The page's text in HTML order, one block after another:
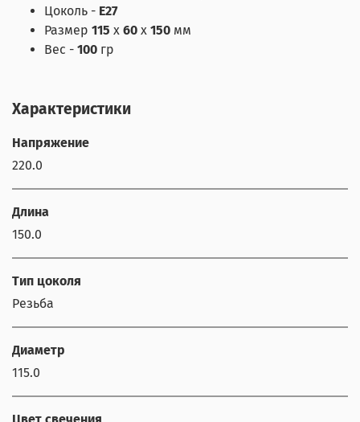
Цоколь - Е27
Размер 115 х 60 х 150 мм
Вес - 100 гр
Характеристики
Напряжение
220.0
Длина
150.0
Тип цоколя
Резьба
Диаметр
115.0
Цвет свечения